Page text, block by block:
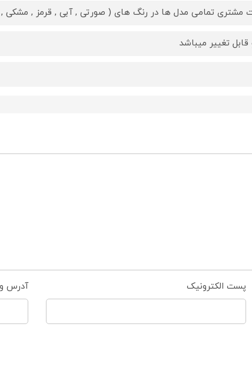
مشتری تمامی مدل ها در رنگ های ( صورتی , آبی , قرمز , مشکی ,
پست الکترونیک آدرس